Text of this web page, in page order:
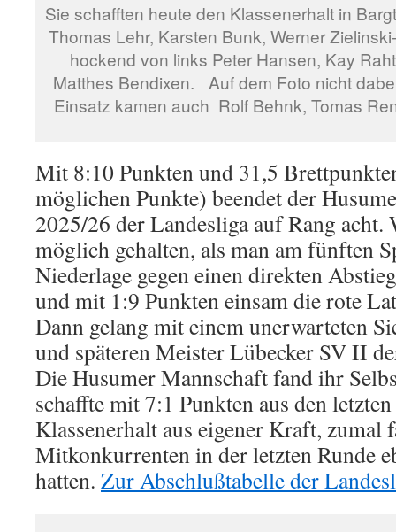
Sie schafften heute den Klassenerhalt in
Thomas Lehr, Karsten Bunk, Werner
hockend von links Peter Hansen, Kay
Matthes Bendixen. Auf dem Foto nicht
Einsatz kamen auch Rolf Behnk, Tomas
Mit 8:10 Punkten und 31,5
möglichen Punkte) beendet der
2025/26 der Landesliga auf Rang acht.
möglich gehalten, als man am fünften
Niederlage gegen einen direkten
und mit 1:9 Punkten einsam die rote
Dann gelang mit einem unerwarteten
und späteren Meister Lübecker SV II
Die Husumer Mannschaft fand ihr
schaffte mit 7:1 Punkten aus den
Klassenerhalt aus eigener Kraft, zumal
Mitkonkurrenten in der letzten Runde
hatten. Zur Abschlußtabelle der